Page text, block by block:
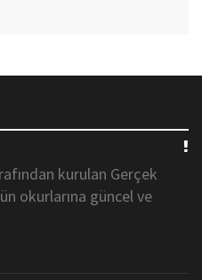
kurulan Gerçek
okurlarına güncel ve